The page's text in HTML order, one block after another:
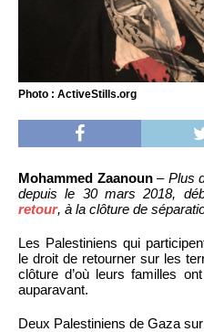
Photo : ActiveStills.org
Mohammed Zaanoun– Plus
depuis le 30 mars 2018,
retour, à la clôture de
Les Palestiniens qui
le droit de retourner sur les
clôture d’où leurs familles
auparavant.
Deux Palestiniens de Gaza